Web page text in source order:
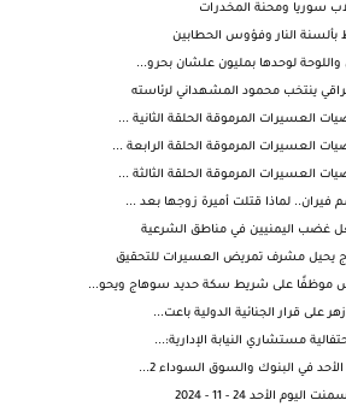
سوريا ومحنة المخدرات
بألسنة النار وفؤوس الحطابين
ينتخب محمود المشهداني لرئاسته
العسيرات المرموقة الحلقة الثانية ...
العسيرات المرموقة الحلقة الرابعة ...
العسيرات المرموقة الحلقة الثالثة ...
لماذا قتلت أميرة زوجها بعد ...
غضب اليمنيين في مناطق الشرعية
يحيل مشرف تمريض العسيرات للتحقيق
موظفًا على شريط سكة حديد سوهاج ويحو...
على قرار الجنائية الدولية باعت...
مستشاري النيابة الإدارية:...
في البنوك والسوق السوداء 2...
الأحد 24 - 11 - 2024